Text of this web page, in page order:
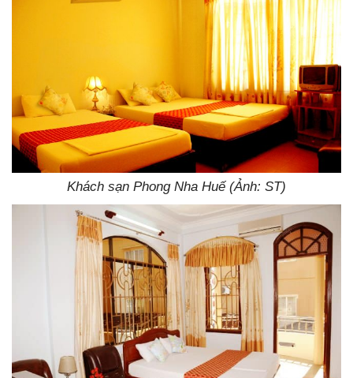
Khách sạn Phong Nha Huế (Ảnh: ST)